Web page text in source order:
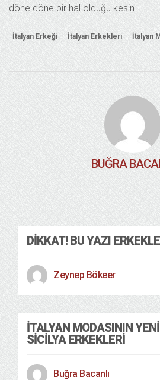
döne döne bir hal olduğu kesin.
İtalyan Erkeği İtalyan Erkekleri İtalyan
BUĞRA
DIKKAT! BU YAZI
Zeynep Bökeer
İTALYAN MODASININ
SICILYA ERKEKLERI
Buğra Bacanlı